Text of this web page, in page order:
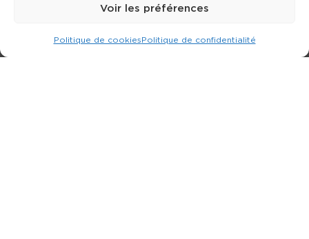
Voir les préférences
Politique de cookiesPolitique de confidentialité